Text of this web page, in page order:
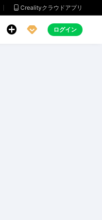
 Crealityクラウドアプリ
  ログイン